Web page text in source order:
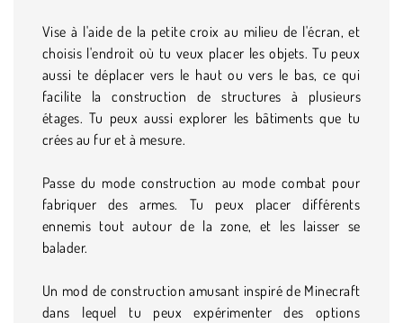
Vise à l'aide de la petite croix au milieu de l'écran, et
choisis l'endroit où tu veux placer les objets. Tu peux
aussi te déplacer vers le haut ou vers le bas, ce qui
facilite la construction de structures à plusieurs
étages. Tu peux aussi explorer les bâtiments que tu
crées au fur et à mesure.
Passe du mode construction au mode combat pour
fabriquer des armes. Tu peux placer différents
ennemis tout autour de la zone, et les laisser se
balader.
Un mod de construction amusant inspiré de Minecraft
dans lequel tu peux expérimenter des options